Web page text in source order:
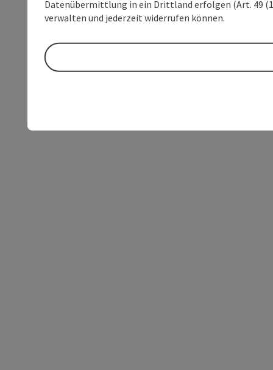
Datenübermittlung in ein Drittland erfolgen (Art. 49
verwalten und jederzeit widerrufen können.